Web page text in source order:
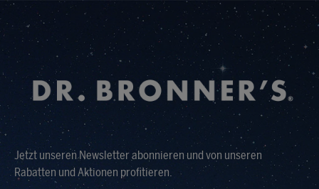
Jetzt unseren Newsletter abonnieren und von unseren
Rabatten und Aktionen profitieren.